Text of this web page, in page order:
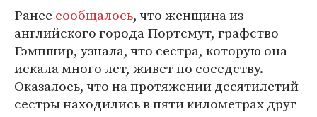
Ранее сообщалось, что женщина из
английского города Портсмут, графство
Гэмпшир, узнала, что сестра, которую она
искала много лет, живет по соседству.
Оказалось, что на протяжении десятилетий
сестры находились в пяти километрах друг